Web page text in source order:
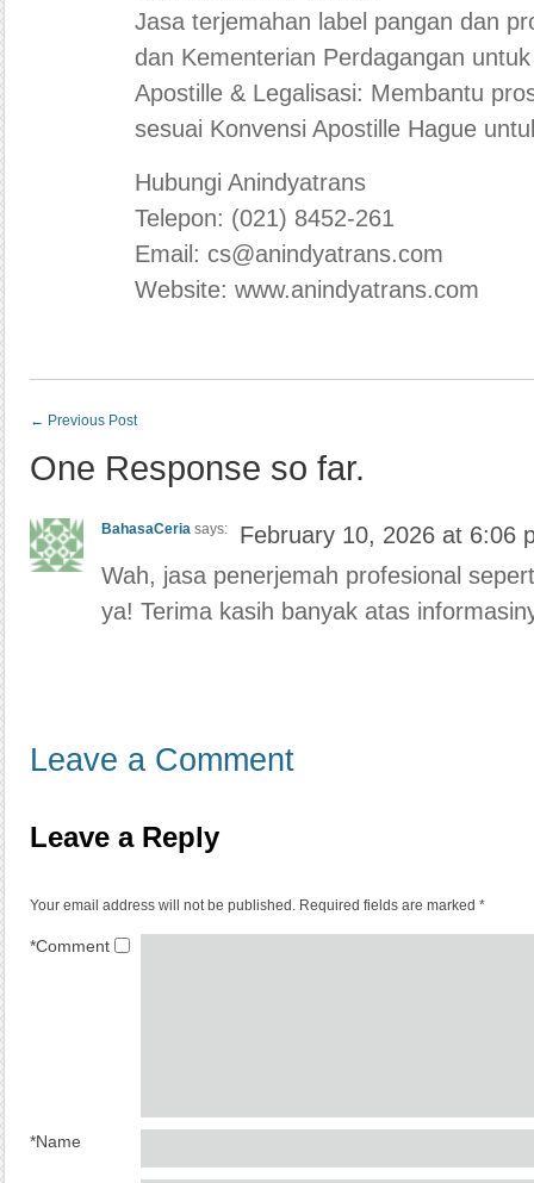
Jasa terjemahan label pangan dan
dan Kementerian Perdagangan
Apostille & Legalisasi: Membantu
sesuai Konvensi Apostille Hague
Hubungi Anindyatrans
Telepon: (021) 8452-261
Email: cs@anindyatrans.com
Website: www.anindyatrans.com
← Previous Post
One Response so far.
BahasaCeria says:
February 10, 2026 at 6:06
Wah, jasa penerjemah profesional
ya! Terima kasih banyak atas
Leave a Comment
Leave a Reply
Your email address will not be published. Required fields are marked *
Comment
*
Name
*